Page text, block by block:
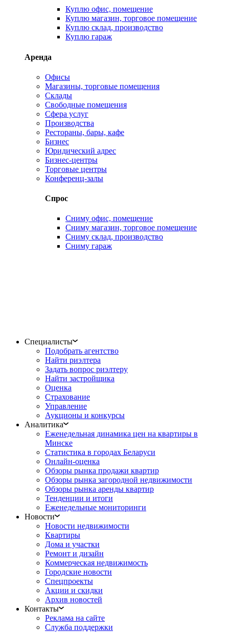
Куплю офис, помещение
Куплю магазин, торговое помещение
Куплю склад, производство
Куплю гараж
Аренда
Офисы
Магазины, торговые помещения
Склады
Свободные помещения
Сфера услуг
Производства
Рестораны, бары, кафе
Бизнес
Юридический адрес
Бизнес-центры
Торговые центры
Конференц-залы
Спрос
Сниму офис, помещение
Сниму магазин, торговое помещение
Сниму склад, производство
Сниму гараж
Специалисты
Подобрать агентство
Найти риэлтера
Задать вопрос риэлтеру
Найти застройщика
Оценка
Страхование
Управление
Аукционы и конкурсы
Аналитика
Еженедельная динамика цен на квартиры в
Минске
Статистика в городах Беларуси
Онлайн-оценка
Обзоры рынка продажи квартир
Обзоры рынка загородной недвижимости
Обзоры рынка аренды квартир
Тенденции и итоги
Еженедельные мониторинги
Новости
Новости недвижимости
Квартиры
Дома и участки
Ремонт и дизайн
Коммерческая недвижимость
Городские новости
Спецпроекты
Акции и скидки
Архив новостей
Контакты
Реклама на сайте
Служба поддержки